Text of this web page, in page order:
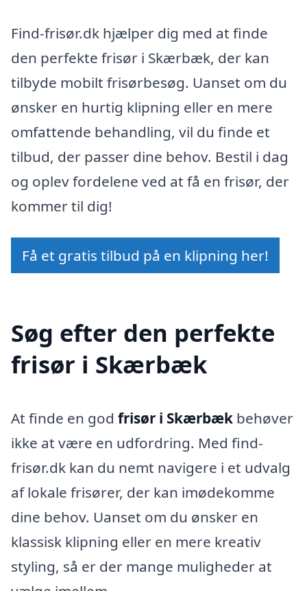
Find-frisør.dk hjælper dig med at finde
den perfekte frisør i Skærbæk, der kan
tilbyde mobilt frisørbesøg. Uanset om du
ønsker en hurtig klipning eller en mere
omfattende behandling, vil du finde et
tilbud, der passer dine behov. Bestil i dag
og oplev fordelene ved at få en frisør, der
kommer til dig!
Få et gratis tilbud på en klipning her!
Søg efter den perfekte
frisør i Skærbæk
At finde en god frisør i Skærbæk behøver
ikke at være en udfordring. Med find-
frisør.dk kan du nemt navigere i et udvalg
af lokale frisører, der kan imødekomme
dine behov. Uanset om du ønsker en
klassisk klipning eller en mere kreativ
styling, så er der mange muligheder at